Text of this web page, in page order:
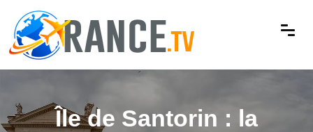
Île de Santorin : la